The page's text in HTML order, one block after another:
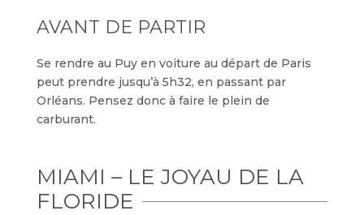
AVANT DE PARTIR
Se rendre au Puy en voiture au départ de Paris
peut prendre jusqu’à 5h32, en passant par
Orléans. Pensez donc à faire le plein de
carburant.
MIAMI – LE JOYAU DE LA
FLORIDE